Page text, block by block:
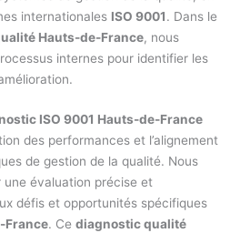
internationales ISO 9001. Dans le
Hauts-de-France, nous
internes pour identifier les
ISO 9001 Hauts-de-France
des performances et l’alignement
de gestion de la qualité. Nous
une évaluation précise et
défis et opportunités spécifiques
France. Cediagnostic qualité